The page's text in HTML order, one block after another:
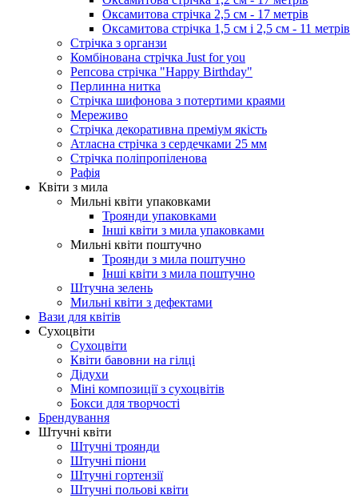
Оксамитова стрічка 2,5 см - 17 метрів
Оксамитова стрічка 1,5 см і 2,5 см - 11 метрів
Стрічка з органзи
Комбінована стрічка Just for you
Репсова стрічка "Happy Birthday"
Перлинна нитка
Стрічка шифонова з потертими краями
Мереживо
Стрічка декоративна преміум якість
Атласна стрічка з сердечками 25 мм
Стрічка поліпропіленова
Рафія
Квіти з мила
Мильні квіти упаковками
Троянди упаковками
Інші квіти з мила упаковками
Мильні квіти поштучно
Троянди з мила поштучно
Інші квіти з мила поштучно
Штучна зелень
Мильні квіти з дефектами
Вази для квітів
Сухоцвіти
Сухоцвіти
Квіти бавовни на гілці
Дідухи
Міні композиції з сухоцвітів
Бокси для творчості
Брендування
Штучні квіти
Штучні троянди
Штучні піони
Штучні гортензії
Штучні польові квіти